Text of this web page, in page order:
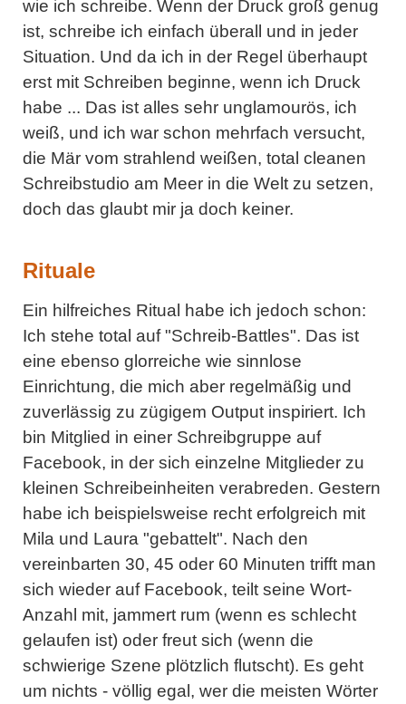
wie ich schreibe. Wenn der Druck groß genug
ist, schreibe ich einfach überall und in jeder
Situation. Und da ich in der Regel überhaupt
erst mit Schreiben beginne, wenn ich Druck
habe ... Das ist alles sehr unglamourös, ich
weiß, und ich war schon mehrfach versucht,
die Mär vom strahlend weißen, total cleanen
Schreibstudio am Meer in die Welt zu setzen,
doch das glaubt mir ja doch keiner.
Rituale
Ein hilfreiches Ritual habe ich jedoch schon:
Ich stehe total auf "Schreib-Battles". Das ist
eine ebenso glorreiche wie sinnlose
Einrichtung, die mich aber regelmäßig und
zuverlässig zu zügigem Output inspiriert. Ich
bin Mitglied in einer Schreibgruppe auf
Facebook, in der sich einzelne Mitglieder zu
kleinen Schreibeinheiten verabreden. Gestern
habe ich beispielsweise recht erfolgreich mit
Mila und Laura "gebattelt". Nach den
vereinbarten 30, 45 oder 60 Minuten trifft man
sich wieder auf Facebook, teilt seine Wort-
Anzahl mit, jammert rum (wenn es schlecht
gelaufen ist) oder freut sich (wenn die
schwierige Szene plötzlich flutscht). Es geht
um nichts - völlig egal, wer die meisten Wörter